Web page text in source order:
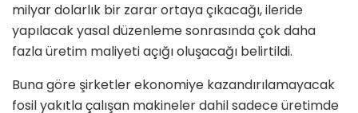
milyar dolarlık bir zarar ortaya çıkacağı, ileride
yapılacak yasal düzenleme sonrasında çok daha
fazla üretim maliyeti açığı oluşacağı belirtildi.
Buna göre şirketler ekonomiye kazandırılamayacak
fosil yakıtla çalışan makineler dahil sadece üretimde